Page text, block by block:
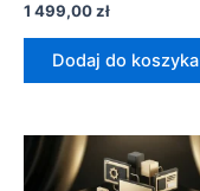
1 499,00zł
Dodaj do koszyka